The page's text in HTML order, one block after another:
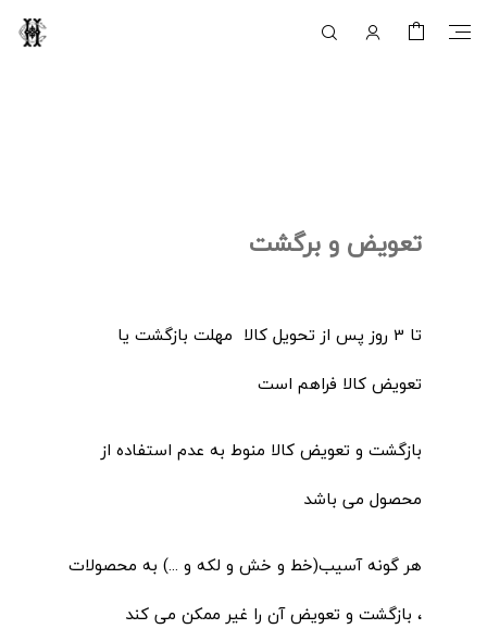
تعویض و برگشت
تا 3 روز پس از تحویل کالا مهلت بازگشت یا
تعویض کالا فراهم است
بازگشت و تعویض کالا منوط به عدم استفاده از
محصول می باشد
هر گونه آسیب(خط و خش و لکه و ...) به محصولات
، بازگشت و تعویض آن را غیر ممکن می کند